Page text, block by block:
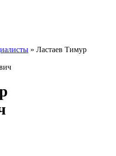
» Ластаев Тимур